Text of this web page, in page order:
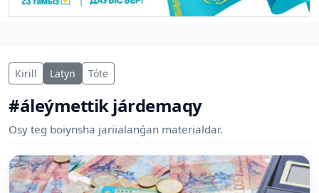
Kirill Latyn Tóte
#áleýmettik járdemaqy
Osy teg boiynsha jariialanǵan materialdar.